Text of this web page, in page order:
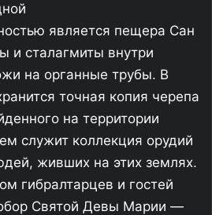
является пещера Сан
и сталагмиты внутри
на органные трубы. В
точная копия черепа
на территории
служит коллекция орудий
живших на этих землях.
гибралтарцев и гостей
Святой Девы Марии —